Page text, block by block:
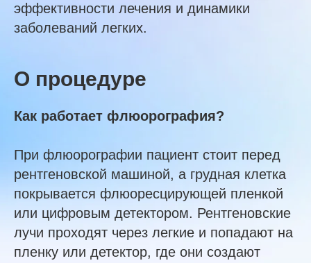
эффективности лечения и динамики
заболеваний легких.
О процедуре
Как работает флюорография?
При флюорографии пациент стоит перед
рентгеновской машиной, а грудная клетка
покрывается флюоресцирующей пленкой
или цифровым детектором. Рентгеновские
лучи проходят через легкие и попадают на
пленку или детектор, где они создают